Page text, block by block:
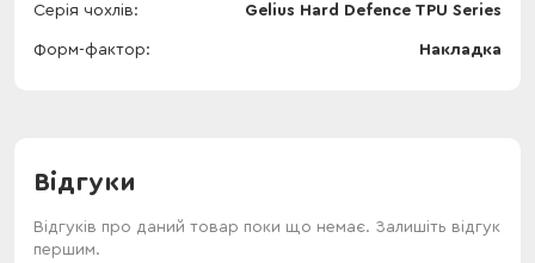
Серія чохлів Gelius Hard Defence TPU Series
Форм-фактор Накладка
Відгуки
Відгуків про даний товар поки що немає. Залишіть відгук
першим.